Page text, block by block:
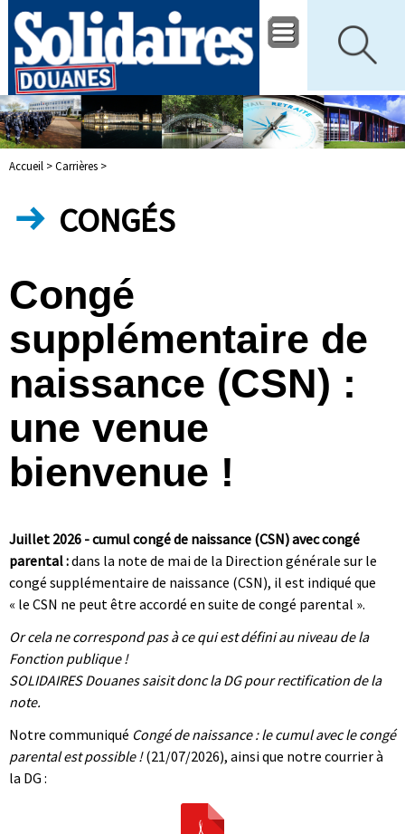
Accueil >Carrières >
CONGÉS
Congé
supplémentaire de
naissance (CSN) :
une venue
bienvenue !
Juillet 2026 - cumul congé de naissance (CSN) avec congé
parental :dans la note de mai de la Direction générale sur le
congé supplémentaire de naissance (CSN), il est indiqué que
« le CSN ne peut être accordé en suite de congé parental ».
Or cela ne correspond pas à ce qui est défini au niveau de la
Fonction publique !
SOLIDAIRES Douanes saisit donc la DG pour rectification de la
note.
Notre communiqué Congé de naissance : le cumul avec le congé
parental est possible !(21/07/2026), ainsi que notre courrier à
la DG :